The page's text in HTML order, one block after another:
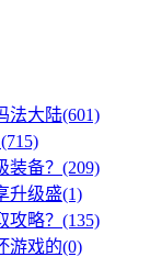
法大陆(601)
装备？(209)
升级盛(1)
攻略？(135)
游戏的(0)